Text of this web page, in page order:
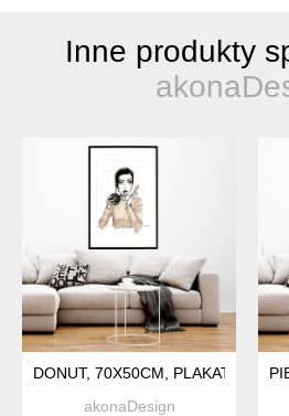
Inne produkty
DONUT, 70X50CM, PLAKAT Z
akonaDesign